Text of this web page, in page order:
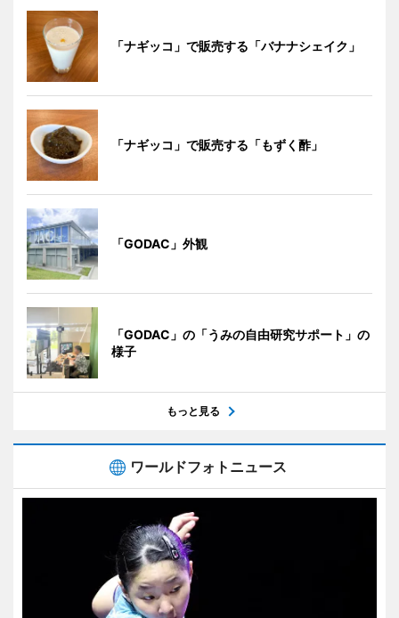
「ナギッコ」で販売する「バナナシェイク」
「ナギッコ」で販売する「もずく酢」
「GODAC」外観
「GODAC」の「うみの自由研究サポート」の
様子
もっと見る
ワールドフォトニュース